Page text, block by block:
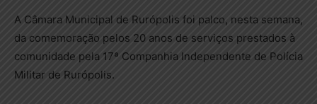
A Câmara Municipal de Rurópolis foi palco, nesta semana,
da comemoração pelos 20 anos de serviços prestados à
comunidade pela 17ª Companhia Independente de Polícia
Militar de Rurópolis.